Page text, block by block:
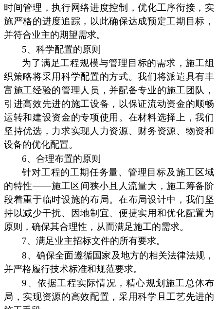
时间管理，执行网络进度控制，优化工序衔接，实
施严格的进度追踪，以此确保达成预定工期目标，
并符合业主的期望需求。
5、科学配置的原则
为了满足工程规模与管理目标的需求，施工组
织策略将采用科学配置的方式。我们将派遣具有丰
富施工经验的管理人员，并配备专业的施工团队，
引进高效先进的施工设备，以保证流动资金的顺畅
运转和建设资金的专项使用。在材料选择上，我们
坚持优选，力求实现人力资源、财务资源、物资和
设备的优化配置。
6、合理布置的原则
针对工程的工期任务量、管理目标及施工区域
的特性——施工区间狭小且人流量大，施工筹备阶
段着重于临时设施的布局。在布局设计中，我们坚
持以减少干扰、因地制宜、便捷实用和优化配置为
原则，确保其合理性，从而满足施工的需求。
7、满足业主招标文件的所有要求。
8、确保全面遵循国家及地方的相关法律法规，
并严格履行技术标准和规范要求。
9、依据工程实际情况，精心规划施工总体布
局，实现资源的高效配置，采用科学且工艺先进的